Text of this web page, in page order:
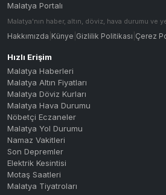
Malatya Portalı
Malatya'nın haber, altın, döviz, hava durumu ve
Hakkımızda Künye Gizlilik Politikası Çerez
Hızlı Erişim
Malatya Haberleri
Malatya Altın Fiyatları
Malatya Döviz Kurları
Malatya Hava Durumu
Nöbetçi Eczaneler
Malatya Yol Durumu
Namaz Vakitleri
Son Depremler
Elektrik Kesintisi
Motaş Saatleri
Malatya Tiyatroları